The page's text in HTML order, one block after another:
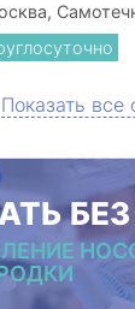
Показать
БЕЗ